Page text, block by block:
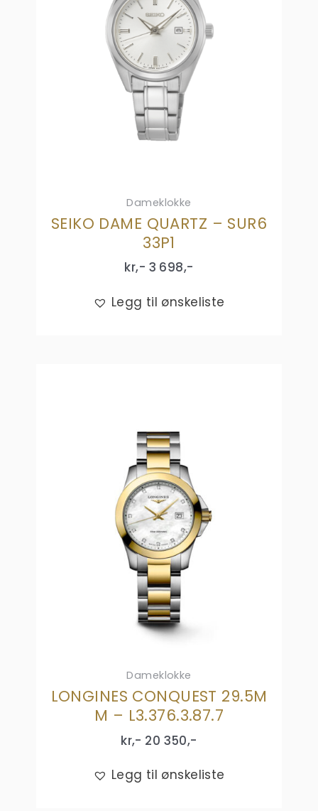
Dameklokke
SEIKO DAME QUARTZ – SUR6
33P1
kr,- 3 698,-
Legg til ønskeliste
Dameklokke
LONGINES CONQUEST 29.5M
M – L3.376.3.87.7
kr,- 20 350,-
Legg til ønskeliste